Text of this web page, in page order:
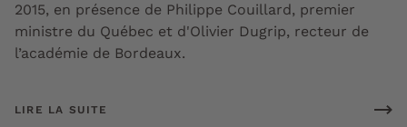
2015, en présence de Philippe Couillard, premier
ministre du Québec et d'Olivier Dugrip, recteur de
l’académie de Bordeaux.
LIRE LA SUITE